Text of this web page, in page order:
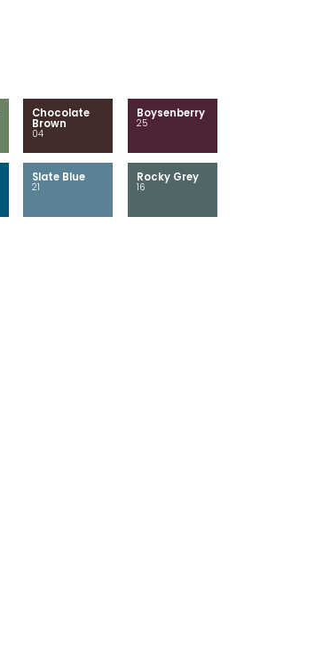
Chocolate
Brown
04
Boysenberry
25
Slate Blue
21
Rocky Grey
16